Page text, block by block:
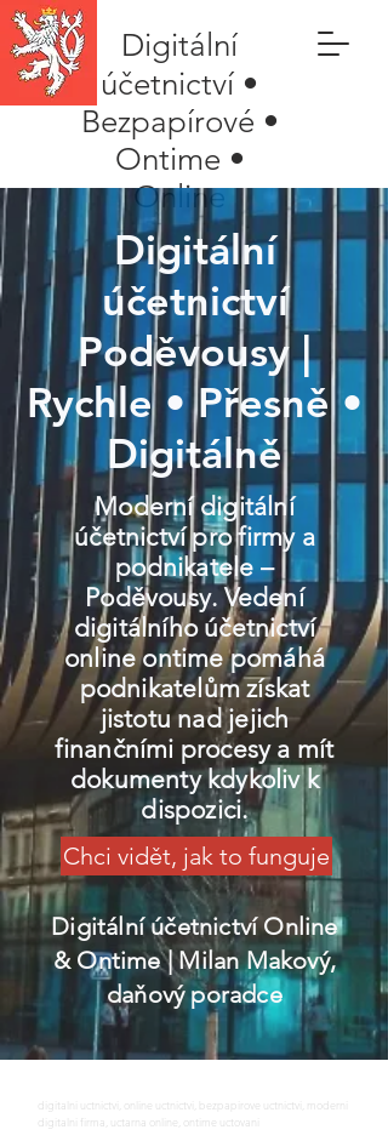
Digitální
účetnictví •
Bezpapírové •
Ontime •
Online
Digitální
účetnictví
Poděvousy |
Rychle • Přesně •
Digitálně
Moderní digitální
účetnictví pro firmy a
podnikatele –
Poděvousy. Vedení
digitálního účetnictví
online ontime pomáhá
podnikatelům získat
jistotu nad jejich
finančními procesy a mít
dokumenty kdykoliv k
dispozici.
Chci vidět, jak to funguje
Digitální účetnictví Online
& Ontime| Milan Makový,
daňový poradce
digitalni uctnictvi, online uctnictvi, bezpapirove uctnictvi, moderni
digitalni firma, uctarna online, ontime uctovani